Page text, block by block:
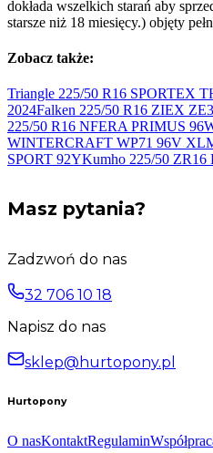
dokłada wszelkich starań aby
starsze niż 18 miesięcy.) objęty
Zobacz także:
Triangle 225/50 R16 SPORTEX
2024Falken 225/50 R16 ZIEX
225/50 R16 NFERA PRIMUS
WINTERCRAFT WP71 96V XL
SPORT 92YKumho 225/50 ZR16
Masz pytania?
Zadzwoń do nas
32 706 10 18
Napisz do nas
sklep@hurtopony.pl
Hurtopony
O nasKontaktRegulamin